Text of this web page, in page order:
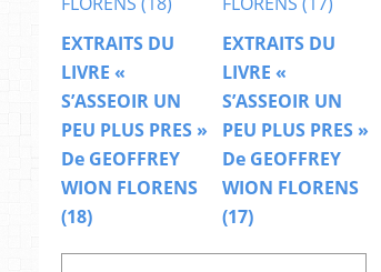
EXTRAITS DU
LIVRE «
S’ASSEOIR UN
PEU PLUS PRES »
De GEOFFREY
WION FLORENS
(18)
EXTRAITS DU
LIVRE «
S’ASSEOIR UN
PEU PLUS PRES »
De GEOFFREY
WION FLORENS
(17)